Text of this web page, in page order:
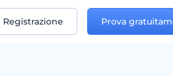
Registrazione Prova